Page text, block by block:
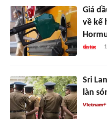
Giá
về kế
Sri
làn